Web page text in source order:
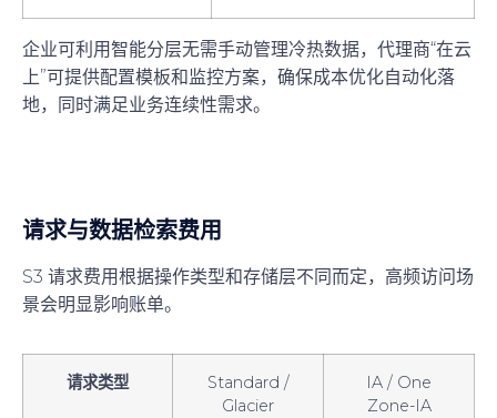
企业可利用智能分层无需手动管理冷热数据，代理商“在云
上”可提供配置模板和监控方案，确保成本优化自动化落
地，同时满足业务连续性需求。
请求与数据检索费用
S3 请求费用根据操作类型和存储层不同而定，高频访问场
景会明显影响账单。
请求类型
Standard /
Glacier
IA / One
Zone-IA